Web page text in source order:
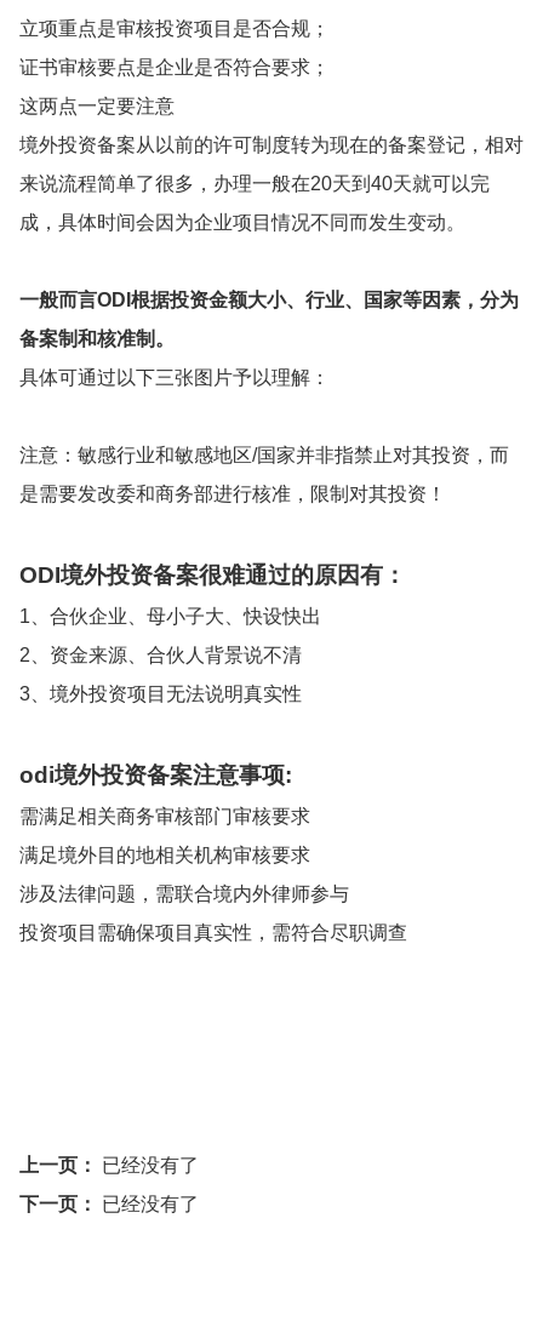
立项重点是审核投资项目是否合规；
证书审核要点是企业是否符合要求；
这两点一定要注意
境外投资备案从以前的许可制度转为现在的备案登记，相对
来说流程简单了很多，办理一般在20天到40天就可以完
成，具体时间会因为企业项目情况不同而发生变动。
一般而言ODI根据投资金额大小、行业、国家等因素，分为
备案制和核准制。
具体可通过以下三张图片予以理解：
注意：敏感行业和敏感地区/国家并非指禁止对其投资，而
是需要发改委和商务部进行核准，限制对其投资！
ODI境外投资备案很难通过的原因有：
1、合伙企业、母小子大、快设快出
2、资金来源、合伙人背景说不清
3、境外投资项目无法说明真实性
odi境外投资备案注意事项:
需满足相关商务审核部门审核要求
满足境外目的地相关机构审核要求
涉及法律问题，需联合境内外律师参与
投资项目需确保项目真实性，需符合尽职调查
上一页：
已经没有了
下一页：
已经没有了